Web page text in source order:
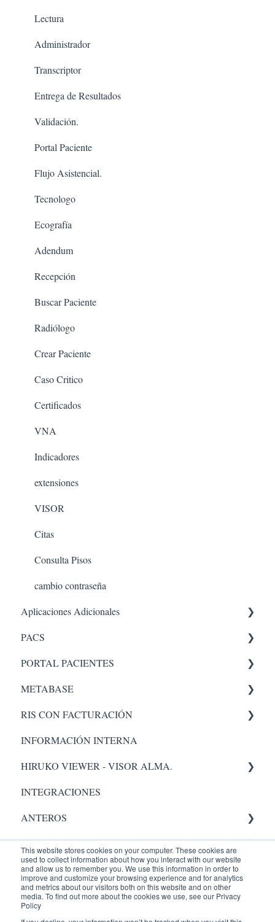
This website stores cookies on your computer. These cookies are
used to collect information about how you interact with our website
and allow us to remember you. We use this information in order to
improve and customize your browsing experience and for analytics
and metrics about our visitors both on this website and on other
media. To find out more about the cookies we use, see our Privacy
Policy
Lectura
Administrador
Transcriptor
Entrega de Resultados
Validación.
Portal Paciente
Flujo Asistencial.
Tecnologo
Ecografía
Adendum
Recepción
Buscar Paciente
Radiólogo
Crear Paciente
Caso Critico
Certificados
VNA
Indicadores
extensiones
VISOR
Citas
Consulta Pisos
cambio contraseña
Aplicaciones Adicionales
Aplicaciones internas
PACS
PACS 5
Administrador
Pacs
PORTAL PACIENTES
Administración - portal
METABASE
Metabase
Administrador
RIS CON FACTURACIÓN
Facturacion
Administración
INFORMACIÓN INTERNA
HIRUKO VIEWER - VISOR ALMA.
Visor Alma
INTEGRACIONES
ANTEROS
Administrador
AIC
Validación.
Administrador
RADIOLOGY
Equipos Médicos
Entrenamientos